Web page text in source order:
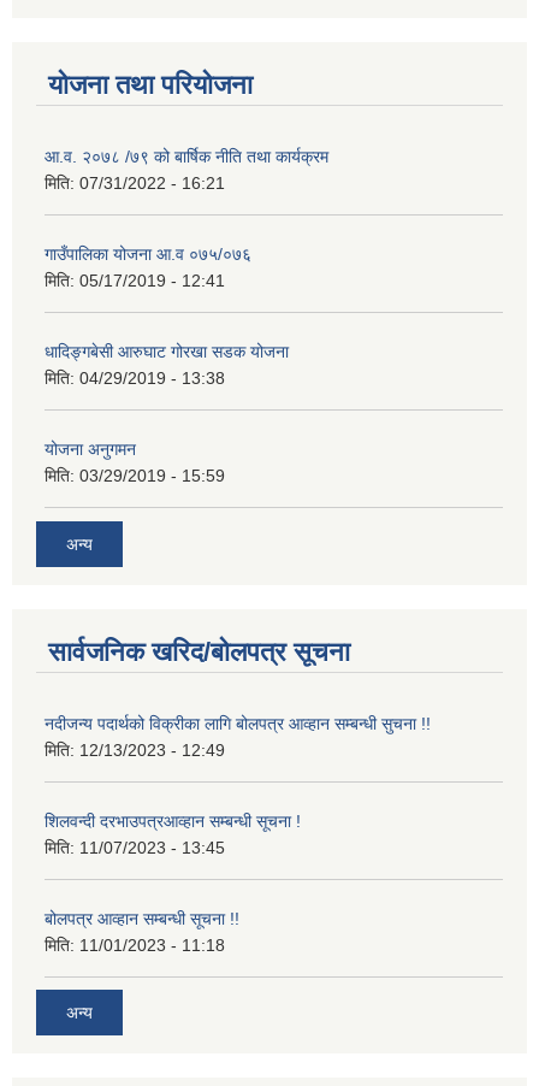
योजना तथा परियोजना
आ.व. २०७८ /७९ को बार्षिक नीति तथा कार्यक्रम
मिति: 07/31/2022 - 16:21
गाउँपालिका योजना आ.व ०७५/०७६
मिति: 05/17/2019 - 12:41
धादिङ्गबेसी आरुघाट गोरखा सडक योजना
मिति: 04/29/2019 - 13:38
योजना अनुगमन
मिति: 03/29/2019 - 15:59
अन्य
सार्वजनिक खरिद/बोलपत्र सूचना
नदीजन्य पदार्थको विक्रीका लागि बोलपत्र आव्हान सम्बन्धी सुचना !!
मिति: 12/13/2023 - 12:49
शिलवन्दी दरभाउपत्रआव्हान सम्बन्धी सूचना !
मिति: 11/07/2023 - 13:45
बोलपत्र आव्हान सम्बन्धी सूचना !!
मिति: 11/01/2023 - 11:18
अन्य